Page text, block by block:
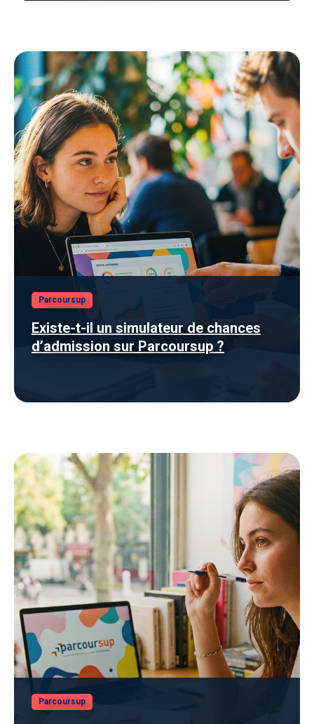
Parcoursup
Existe-t-il un simulateur de chances
d’admission sur Parcoursup ?
Parcoursup